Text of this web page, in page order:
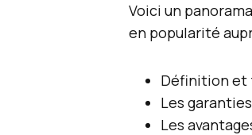
Voici un
en popularité
Définition et
Les
Les